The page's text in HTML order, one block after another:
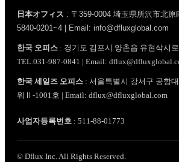
日本オフィス : 〒359-0004 埼玉県所沢市北原
5840-0201~4 | Email: info@dfluxglobal.com
한국 오피스 : 경기도 김포시 양촌읍 유현삭시
TEL.031-987-0841 | Email:
한국 세일즈 오피스 : 서울특별시 강서구 공항
워Ⅱ-1001호 | Email: dflux@dfluxglobal.com
사업자등록번호 : 511-88-01773
© Dflux Inc. All Rights Reserved.